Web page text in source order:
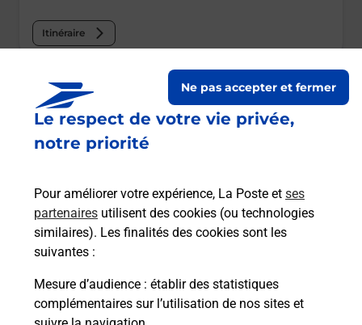
Le respect de votre vie privée,
notre priorité
Pour améliorer votre expérience, La Poste et ses
partenaires utilisent des cookies (ou technologies
similaires). Les finalités des cookies sont les
suivantes :
Mesure d’audience : établir des statistiques
complémentaires sur l’utilisation de nos sites et
Ne pas accepter et fermer
Itinéraire
Boîte aux lettres La Poste
Prochaine collecte du courrier vendredi
09h00
41800 Saint Rimay
Le lien s'ouvre dans un nouvel onglet
Boîte aux Lettres La Poste
Le lien s'ouvre dans un nouvel onglet